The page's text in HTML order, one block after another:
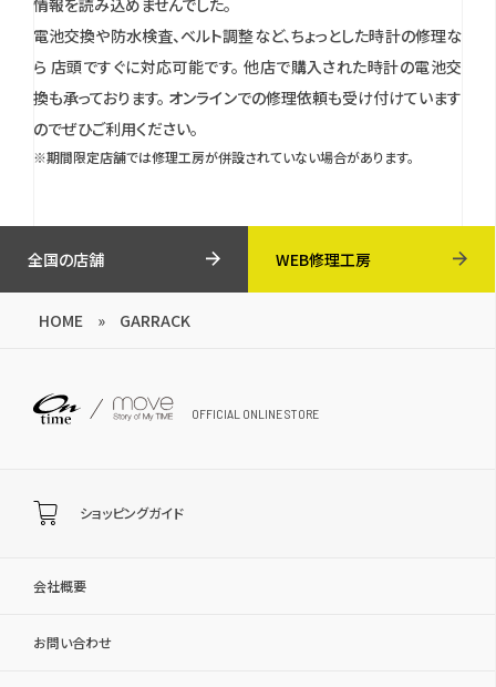
電池交換や防水検査、ベルト調整など、ちょっとした時計の修理な
ら 店頭ですぐに対応可能です。 他店で購入された時計の電池交
換も承っております。 オンラインでの修理依頼も受け付けています
のでぜひご利用ください。
※期間限定店舗では修理工房が併設されていない場合があります。
全国の店舗 WEB修理工房
HOME » GARRACK
OFFICIAL ONLINE STORE
会社概要
お問い合わせ
ショッピングガイド